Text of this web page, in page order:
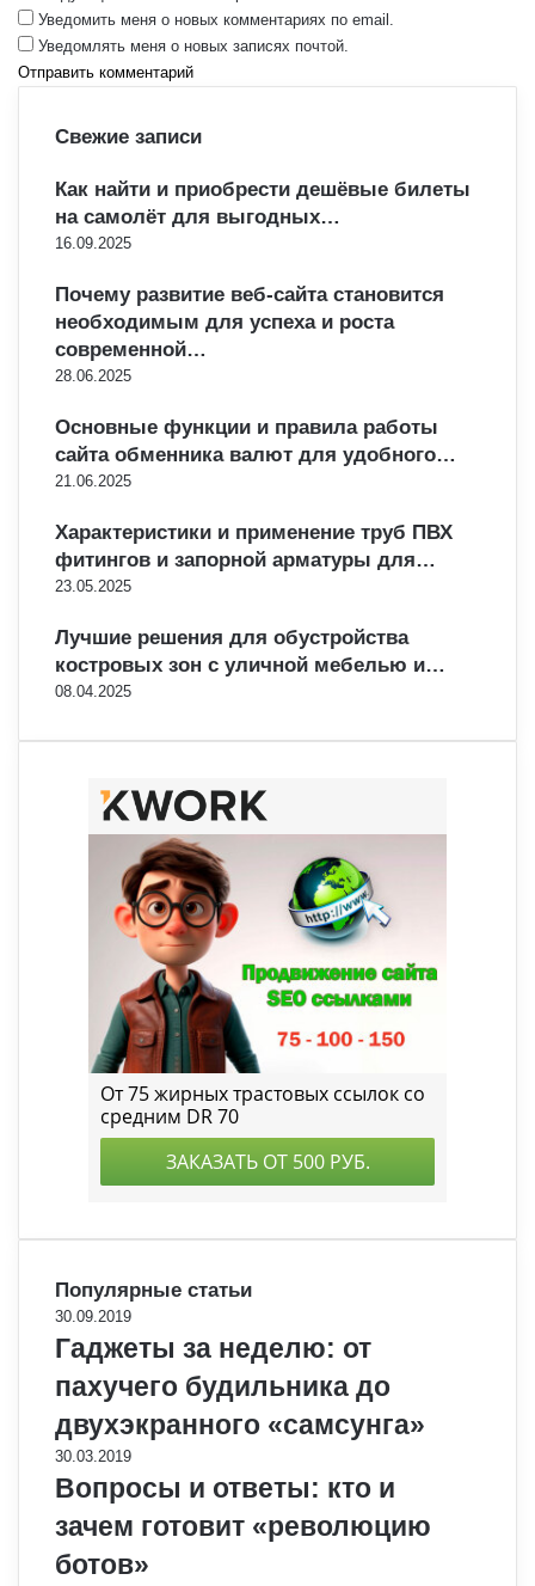
Уведомить меня о новых комментариях по email.
Уведомлять меня о новых записях почтой.
Свежие записи
Как найти и приобрести дешёвые билеты
на самолёт для выгодных…
16.09.2025
Почему развитие веб-сайта становится
необходимым для успеха и роста
современной…
28.06.2025
Основные функции и правила работы
сайта обменника валют для удобного…
21.06.2025
Характеристики и применение труб ПВХ
фитингов и запорной арматуры для…
23.05.2025
Лучшие решения для обустройства
костровых зон с уличной мебелью и…
08.04.2025
Популярные статьи
30.09.2019
Гаджеты за неделю: от
пахучего будильника до
двухэкранного «самсунга»
30.03.2019
Вопросы и ответы: кто и
зачем готовит «революцию
ботов»